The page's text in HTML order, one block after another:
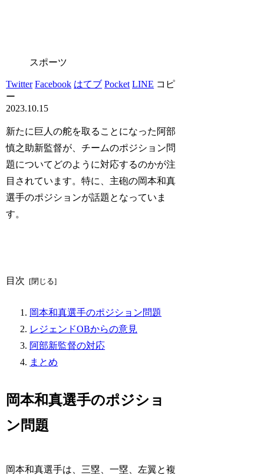
スポーツ
Twitter Facebook はてブ Pocket LINE コピ
ー
2023.10.15
新たに巨人の舵を取ることになった阿部
慎之助新監督が、チームのポジション問
題についてどのように対応するのかが注
目されています。特に、主砲の岡本和真
選手のポジションが話題となっていま
す。
目次
岡本和真選手のポジション問題
レジェンドOBからの意見
阿部新監督の対応
まとめ
岡本和真選手のポジショ
ン問題
岡本和真選手は、三塁、一塁、左翼と複